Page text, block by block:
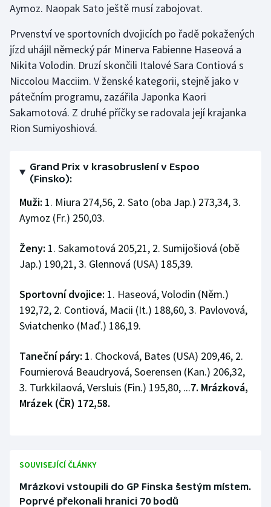
Stolní tenis
Triatlon
Veslování
Vodní slalom
Volejbal
Aymoz. Naopak Sato ještě musí zabojovat.
Prvenství ve sportovních dvojicích po řadě pokažených
jízd uhájil německý pár Minerva Fabienne Haseová a
Nikita Volodin. Druzí skončili Italové Sara Contiová s
Niccolou Macciim. V ženské kategorii, stejně jako v
pátečním programu, zazářila Japonka Kaori
Sakamotová. Z druhé příčky se radovala její krajanka
Rion Sumiyoshiová.
Grand Prix v krasobruslení v Espoo
(Finsko):
Muži: 1. Miura 274,56, 2. Sato (oba Jap.) 273,34, 3.
Aymoz (Fr.) 250,03.
Ženy: 1. Sakamotová 205,21, 2. Sumijošiová (obě
Jap.) 190,21, 3. Glennová (USA) 185,39.
Sportovní dvojice: 1. Haseová, Volodin (Něm.)
192,72, 2. Contiová, Macii (It.) 188,60, 3. Pavlovová,
Sviatchenko (Maď.) 186,19.
Taneční páry: 1. Chocková, Bates (USA) 209,46, 2.
Fournierová Beaudryová, Soerensen (Kan.) 206,32,
3. Turkkilaová, Versluis (Fin.) 195,80, ...7. Mrázková,
Mrázek (ČR) 172,58.
SOUVISEJÍCÍ ČLÁNKY
Mrázkovi vstoupili do GP Finska šestým místem.
Poprvé překonali hranici 70 bodů